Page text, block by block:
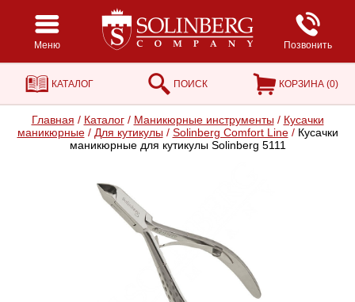
Меню Позвонить
КАТАЛОГ ПОИСК КОРЗИНА (0)
Главная / Каталог / Маникюрные инструменты / Кусачки
маникюрные / Для кутикулы / Solinberg Comfort Line /Кусачки
маникюрные для кутикулы Solinberg 5111